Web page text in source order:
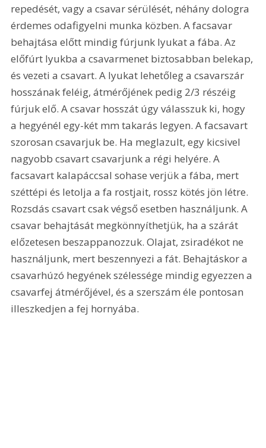
repedését, vagy a csavar sérülését, néhány dologra
érdemes odafigyelni munka közben. A facsavar
behajtása előtt mindig fúrjunk lyukat a fába. Az
előfúrt lyukba a csavarmenet biztosabban belekap,
és vezeti a csavart. A lyukat lehetőleg a csavarszár
hosszának feléig, átmérőjének pedig 2/3 részéig
fúrjuk elő. A csavar hosszát úgy válasszuk ki, hogy
a hegyénél egy-két mm takarás legyen. A facsavart
szorosan csavarjuk be. Ha meglazult, egy kicsivel
nagyobb csavart csavarjunk a régi helyére. A
facsavart kalapáccsal sohase verjük a fába, mert
széttépi és letolja a fa rostjait, rossz kötés jön létre.
Rozsdás csavart csak végső esetben használjunk. A
csavar behajtását megkönnyíthetjük, ha a szárát
előzetesen beszappanozzuk. Olajat, zsiradékot ne
használjunk, mert beszennyezi a fát. Behajtáskor a
csavarhúzó hegyének szélessége mindig egyezzen a
csavarfej átmérőjével, és a szerszám éle pontosan
illeszkedjen a fej hornyába.